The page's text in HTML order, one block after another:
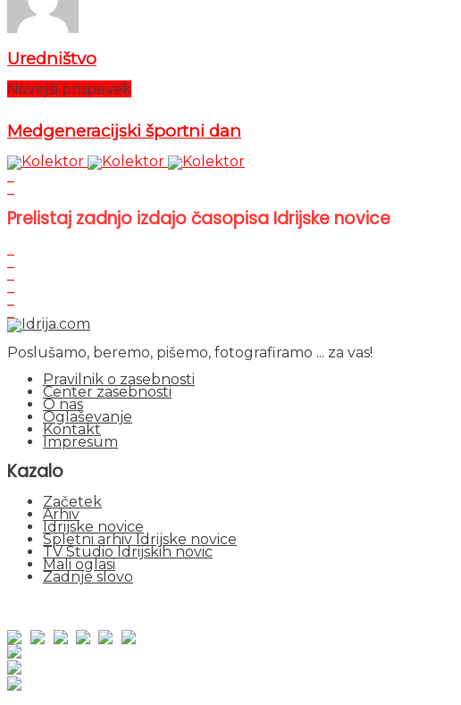
Uredništvo
Novejši prispevek
Medgeneracijski športni dan
Prelistaj zadnjo izdajo časopisa Idrijske novice
Poslušamo, beremo, pišemo, fotografiramo ... za vas!
Pravilnik o zasebnosti
Center zasebnosti
O nas
Oglaševanje
Kontakt
Impresum
Kazalo
Začetek
Arhiv
Idrijske novice
Spletni arhiv Idrijske novice
TV Studio Idrijskih novic
Mali oglasi
Zadnje slovo